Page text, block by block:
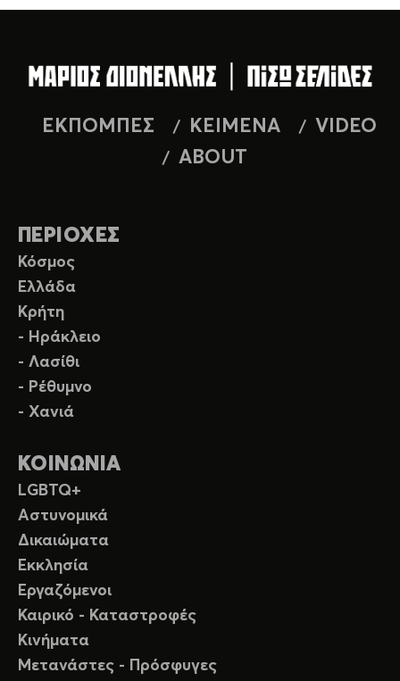
ΕΚΠΟΜΠΕΣ ΚΕΙΜΕΝΑ
VIDEO
ABOUT
ΠΕΡΙΟΧΕΣ
Κόσμος
Ελλάδα
Κρήτη
- Ηράκλειο
- Λασίθι
- Ρέθυμνο
- Χανιά
ΚΟΙΝΩΝΙΑ
LGBTQ+
Αστυνομικά
Δικαιώματα
Εκκλησία
Εργαζόμενοι
Καιρικό - Καταστροφές
Κινήματα
Μετανάστες - Πρόσφυγες